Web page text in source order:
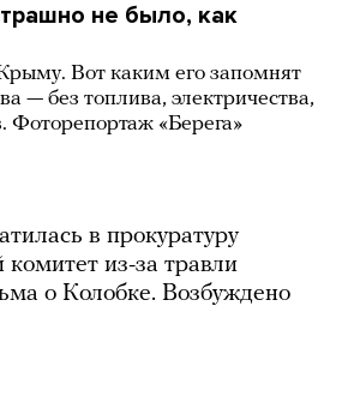
не было, как
Вот каким его запомнят
— без топлива, электричества,
Фоторепортаж «Берега»
в прокуратуру
из-за травли
о Колобке. Возбуждено